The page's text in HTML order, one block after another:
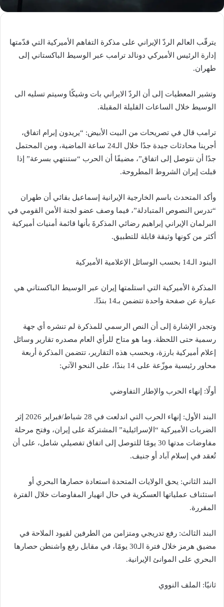
يترقّب العالم الردّ الإيراني على مذكرة التفاهم الأميركية التي قدّمتها
إدارة الرئيس الأميركي دونالد ترامب عبر الوسيط الباكستاني إلى
طهران.
وتشير المعطيات إلى أن الردّ الايراني بات وشيكًا وسيتم تسليه الى
الوسيط خلال الساعات القليلة المقبلة.
ترامب قال في تصريحات من البيت الأبيض: “يريدون إبرام اتفاق،
أجرينا محادثات جيدة جدًا خلال الـ24 ساعة الماضية، ومن المحتمل
جدًا أن نتوصل إلى اتفاق”، مضيفًا أن الحرب “ستنتهي بسرعة” إذا
قبلت إيران الشروط المطروحة.
وأكد المتحدث باسم الخارجية الإيرانية إسماعيل بقائي أن طهران
“تدرس النصوص المتبادلة”، فيما وصف عضو لجنة الأمن القومي في
البرلمان الإيراني إبراهيم رضائي المذكرةَ بأنها قائمة أمنيات أميركية
أكثر من كونها وثيقة قابلة للتطبيق.
البنود الـ14 بحسب الوسائل الإعلامية الأميركية
المذكرة الأميركية التي استلمتها إيران عبر الوسيط الباكستاني هي
عبارة عن صفحة واحدة تتضمن بـ14 بندًا.
وتجدر الإشارة إلى أن النص الرسمي للمذكرة لم تنشره أي جهة
رسمية حتى اللحظة. وما هو متاح للرأي العام مصدره تقارير وسائل
إعلام أميركية بارزة، وبحسب هذه التقارير، تتضمن المذكرة أربعة
محاور رئيسية موزّعة على 14 بندًا، على النحو الآتي:
أولًا: إنهاء الحرب والإطار التفاوضي
البند الأول: إنهاء الحرب التي اندلعت في 28 شباط/فبراير 2026 إثر
الضربات الأميركية “الإسرائيلية” المشتركة على إيران، وفتح مرحلة
مفاوضات مدتها 30 يومًا للتوصل إلى اتفاق تفصيلي شامل، على أن
تُعقد في إسلام آباد أو جنيف.
البند الثاني: يحق الولايات المتحدة استعادة حصارها البحري أو
استئناف عملياتها العسكرية في حال انهيار المفاوضات خلال الفترة
المقررة.
البند الثالث: رفع تدريجي ومتزامن من الطرفين لقيود الملاحة في
مضيق هرمز خلال فترة الـ30 يومًا، في مقابل رفع واشنطن حصارها
البحري على الموانئ الإيرانية.
ثانيًا: الملف النووي